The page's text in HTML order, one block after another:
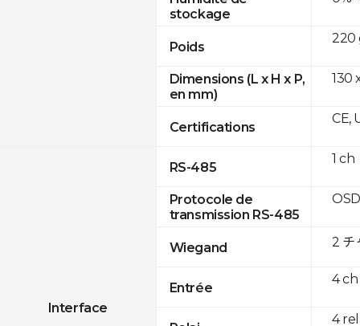
stockage
Poids
Dimensions (L x H x P,
en mm)
Certifications
Interface
RS-485
Protocole de
transmission RS-485
Wiegand
Entrée
220
130
CE,
1 ch
2 チ
4 ch
4